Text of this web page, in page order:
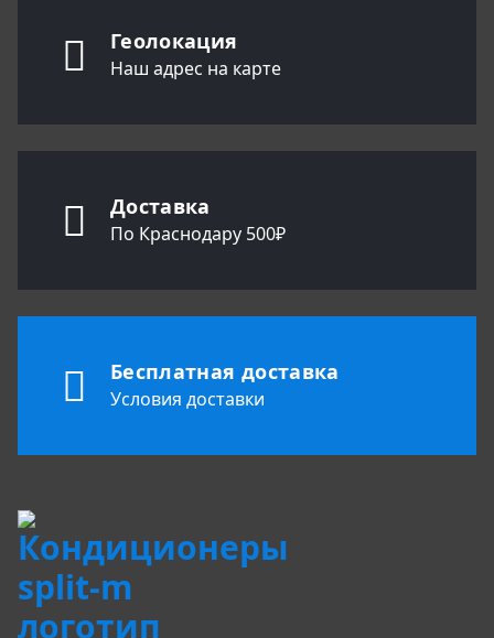
Геолокация
Наш адрес на карте
Доставка
По Краснодару 500₽
Бесплатная доставка
Условия доставки